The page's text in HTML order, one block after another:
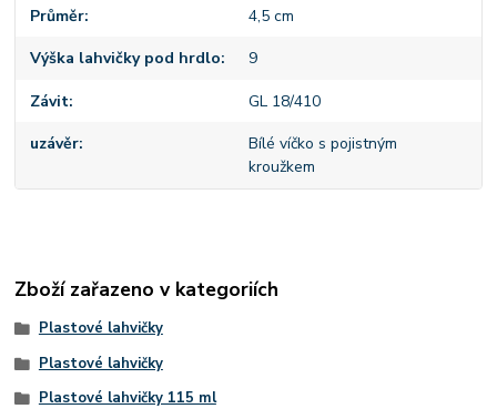
Průměr 4,5 cm
Výška lahvičky pod hrdlo 9
Závit GL 18/410
uzávěr
Bílé víčko s pojistným
kroužkem
Zboží zařazeno v kategoriích
Plastové lahvičky
Plastové lahvičky
Plastové lahvičky 115 ml